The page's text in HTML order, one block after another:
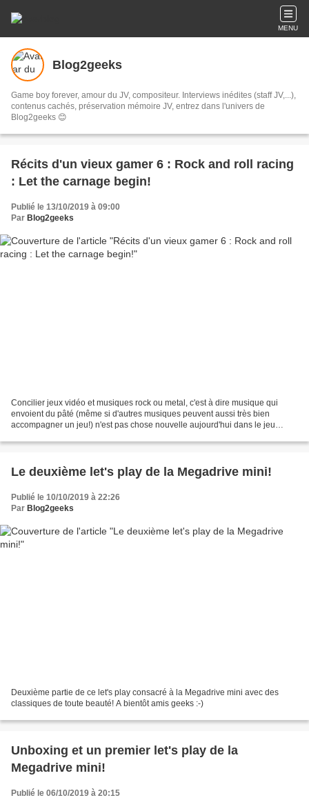
MENU
Blog2geeks
Game boy forever, amour du JV, compositeur. Interviews inédites (staff JV,...),
contenus cachés, préservation mémoire JV, entrez dans l'univers de
Blog2geeks 😊
Récits d'un vieux gamer 6 : Rock and roll racing
: Let the carnage begin!
Publié le 13/10/2019 à 09:00
Par Blog2geeks
Concilier jeux vidéo et musiques rock ou metal, c'est à dire musique qui
envoient du pâté (même si d'autres musiques peuvent aussi très bien
accompagner un jeu!) n'est pas chose nouvelle aujourd'hui dans le jeu
Le deuxième let's play de la Megadrive mini!
Publié le 10/10/2019 à 22:26
Par Blog2geeks
Deuxième partie de ce let's play consacré à la Megadrive mini avec des
classiques de toute beauté! A bientôt amis geeks :-)
Unboxing et un premier let's play de la
Megadrive mini!
Publié le 06/10/2019 à 20:15